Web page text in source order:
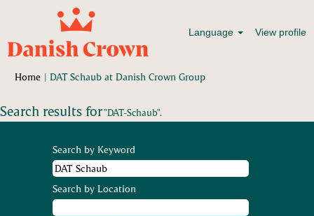
Language View profile
Home | DAT Schaub at Danish Crown Group(current
Search results for"DAT-Schaub".
Search by Keyword
Search by Location